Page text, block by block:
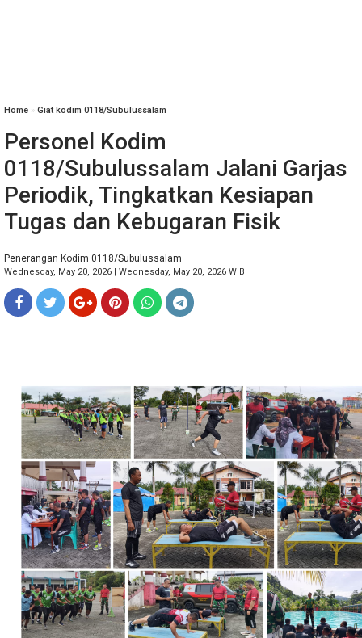
Home » Giat kodim 0118/Subulussalam
Personel Kodim
0118/Subulussalam Jalani Garjas
Periodik, Tingkatkan Kesiapan
Tugas dan Kebugaran Fisik
Penerangan Kodim 0118/Subulussalam
Wednesday, May 20, 2026 | Wednesday, May 20, 2026 WIB